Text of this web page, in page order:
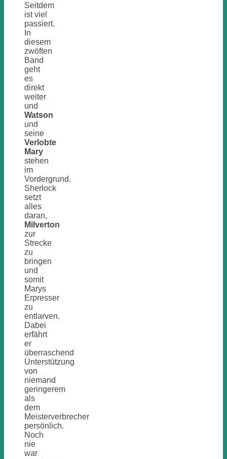
Seitdem
ist viel
passiert.
In
diesem
zwöften
Band
geht
es
direkt
weiter
und
Watson
und
seine
Verlobte
Mary
stehen
im
Vordergrund.
Sherlock
setzt
alles
daran,
Milverton
zur
Strecke
zu
bringen
und
somit
Marys
Erpresser
zu
entlarven.
Dabei
erfährt
er
überraschend
Unterstützung
von
niemand
geringerem
als
dem
Meisterverbrecher
persönlich.
Noch
nie
war